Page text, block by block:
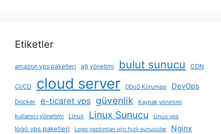
Etiketler
amazon vps paketleri ağ yönetimi bulut sunucu CDN
CI/CD cloud server DDoS Koruması DevOps
Docker e-ticaret vps güvenlik Kaynak yönetimi
kullanıcı yönetimi Linux Linux Sunucu Linux vps
logo vps paketleri Logo yazılımları için hızlı sunucular Nginx